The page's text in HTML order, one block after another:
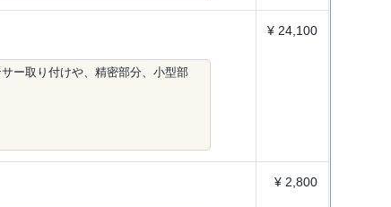
ー取り付けや、精密部分、小型部
¥ 24,100
¥ 2,800